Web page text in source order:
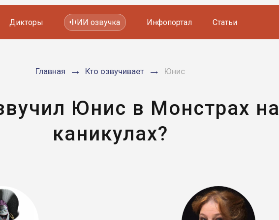
Мультфильмов
Дикторы ИИ озвучка Инфопортал Статьи
Главная Кто озвучивает Юнис
Юнис в Монстрах на
каникулах?